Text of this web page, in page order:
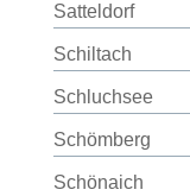
Satteldorf
Schiltach
Schluchsee
Schömberg
Schönaich